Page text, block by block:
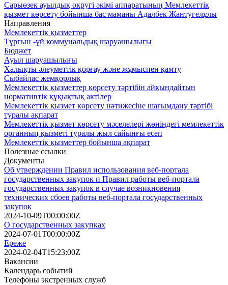
Сарыөзек ауылдық округі әкімі аппаратының Мемлекеттік
қызмет көрсету бойынша бас маманы Адалбек Жантугелұлы
Направления
Мемлекеттік қызметтер
Тұрғын -үй коммунальдық шаруашылығы
Бюджет
Ауыл шаруашылығы
Халықты әлеуметтік қорғау және жұмыспен қамту
Сыбайлас жемқорлық
Мемлекеттік қызметтер көрсету тәртібін айқындайтын
нормативтік құқықтық актілер
Мемлекеттік қызмет көрсету нәтижесіне шағымдану тәртібі
туралы ақпарат
Мемлекеттік қызмет көрсету мәселелері жөніндегі мемлекеттік
органның қызметі туралы жыл сайынғы есеп
Мемлекеттік қызметтер бойынша ақпарат
Полезные ссылки
Документы
Об утверждении Правил использования веб-портала
государственных закупок и Правил работы веб-портала
государственных закупок в случае возникновения
технических сбоев работы веб-портала государственных
закупок
2024-10-09T00:00:00Z
О государственных закупках
2024-07-01T00:00:00Z
Ереже
2024-02-04T15:23:00Z
Вакансии
Календарь событий
Телефоны экстренных служб